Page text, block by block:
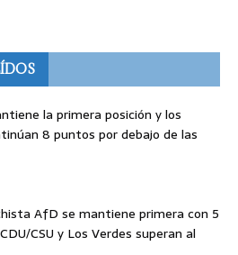
la primera posición y los
8 puntos por debajo de las
AfD se mantiene primera con 5
CSU y Los Verdes superan al